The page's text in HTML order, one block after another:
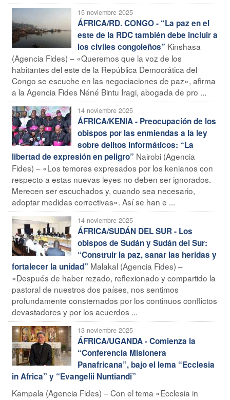
15 noviembre 2025
ÁFRICA/RD. CONGO - “La paz en el
este de la RDC también debe incluir a
los civiles congoleños” Kinshasa
(Agencia Fides) – «Queremos que la voz de los
habitantes del este de la República Democrática del
Congo se escuche en las negociaciones de paz», afirma
a la Agencia Fides Néné Bintu Iragi, abogada de pro ...
14 noviembre 2025
ÁFRICA/KENIA - Preocupación de los
obispos por las enmiendas a la ley
sobre delitos informáticos: “La
libertad de expresión en peligro” Nairobi (Agencia
Fides) – «Los temores expresados por los kenianos con
respecto a estas nuevas leyes no deben ser ignorados.
Merecen ser escuchados y, cuando sea necesario,
adoptar medidas correctivas». Así se han e ...
14 noviembre 2025
ÁFRICA/SUDÁN DEL SUR - Los
obispos de Sudán y Sudán del Sur:
“Construir la paz, sanar las heridas y
fortalecer la unidad” Malakal (Agencia Fides) –
«Después de haber rezado, reflexionado y compartido la
pastoral de nuestros dos países, nos sentimos
profundamente consternados por los continuos conflictos
devastadores y por los acuerdos ...
13 noviembre 2025
ÁFRICA/UGANDA - Comienza la
“Conferencia Misionera
Panafricana”, bajo el lema “Ecclesia
in Africa” y “Evangelii Nuntiandi”
Kampala (Agencia Fides) – Con el tema «Ecclesia in